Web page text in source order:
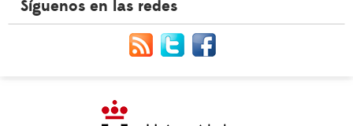
Síguenos en las redes